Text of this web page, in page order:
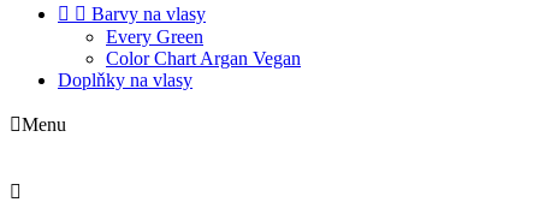
  Barvy na vlasy
Every Green
Color Chart Argan Vegan
Doplňky na vlasy
Menu
